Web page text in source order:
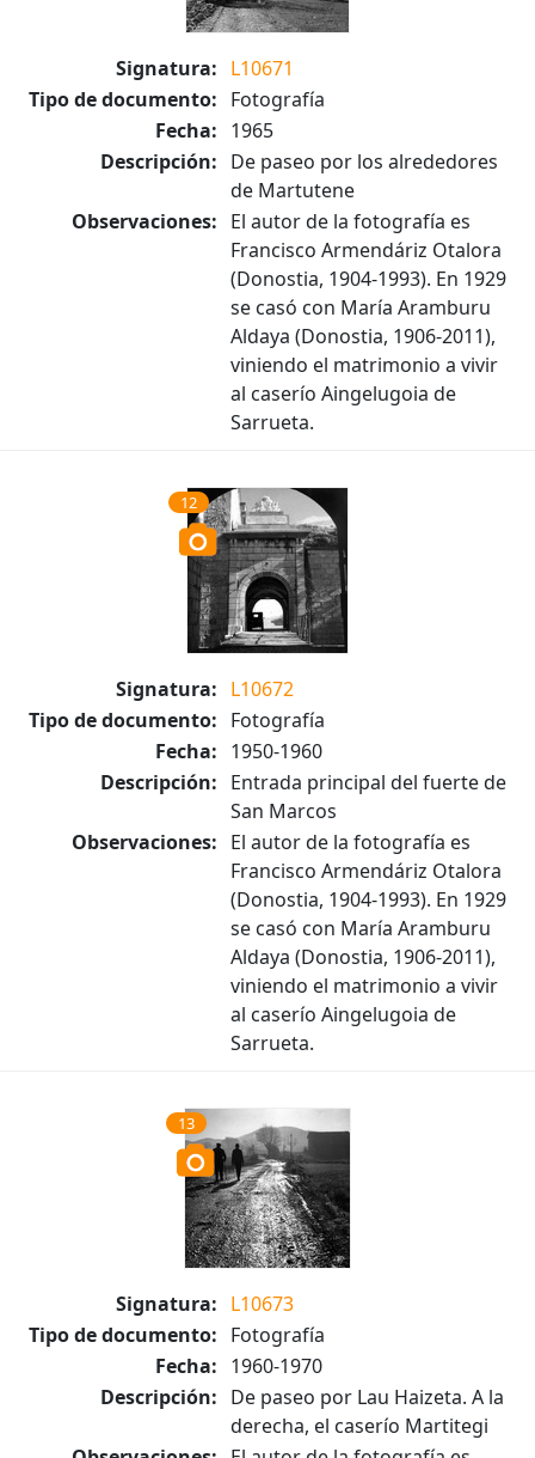
Signatura: L10671
Tipo de documento: Fotografía
Fecha: 1965
Descripción: De paseo por los alrededores
de Martutene
Observaciones: El autor de la fotografía es
Francisco Armendáriz Otalora
(Donostia, 1904-1993). En 1929
se casó con María Aramburu
Aldaya (Donostia, 1906-2011),
viniendo el matrimonio a vivir
al caserío Aingelugoia de
Sarrueta.
12
Signatura: L10672
Tipo de documento: Fotografía
Fecha: 1950-1960
Descripción: Entrada principal del fuerte de
San Marcos
Observaciones: El autor de la fotografía es
Francisco Armendáriz Otalora
(Donostia, 1904-1993). En 1929
se casó con María Aramburu
Aldaya (Donostia, 1906-2011),
viniendo el matrimonio a vivir
al caserío Aingelugoia de
Sarrueta.
13
Signatura: L10673
Tipo de documento: Fotografía
Fecha: 1960-1970
Descripción: De paseo por Lau Haizeta. A la
derecha, el caserío Martitegi